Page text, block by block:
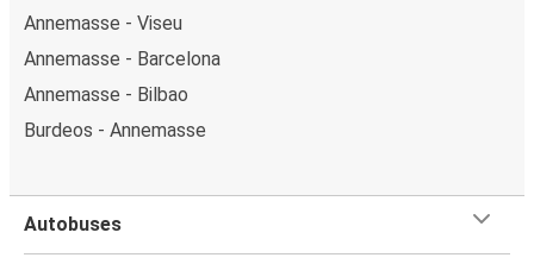
Annemasse - Viseu
Annemasse - Barcelona
Annemasse - Bilbao
Burdeos - Annemasse
Autobuses